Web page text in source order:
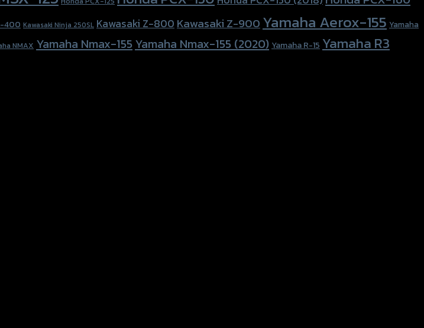
400 Kawasaki Ninja 250SL Kawasaki Z-800Kawasaki Z-900Yamaha Aerox-155 Yamaha
NMAX Yamaha Nmax-155 Yamaha Nmax-155 (2020) Yamaha R-15 Yamaha R3